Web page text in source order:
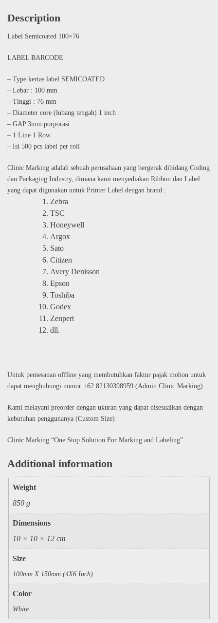
Description
Label Semicoated 100×76
LABEL BARCODE
– Type kertas label SEMICOATED
– Lebar : 100 mm
– Tinggi : 76 mm
– Diameter core (lubang tengah) 1 inch
– GAP 3mm porporasi
– 1 Line 1 Row
– Isi 500 pcs label per roll
Clinic Marking adalah sebuah perusahaan yang bergerak dibidang Coding
dan Packaging Industry, dimana kami menyediakan Ribbon dan Label
yang dapat digunakan untuk Printer Label dengan brand :
Zebra
TSC
Honeywell
Argox
Sato
Citizen
Avery Denisson
Epson
Toshiba
Godex
Zenpert
dll.
Untuk pemesanan offline yang membutuhkan faktur pajak mohon untuk
dapat menghubungi nomor +62 82130398959 (Admin Clinic Marking)
Kami melayani preorder dengan ukuran yang dapat disesuaikan dengan
kebutuhan penggunanya (Custom Size)
Clinic Marking “One Stop Solution For Marking and Labeling”
Additional information
Weight
850 g
Dimensions
10 × 10 × 12 cm
Size
100mm X 150mm (4X6 Inch)
Color
White